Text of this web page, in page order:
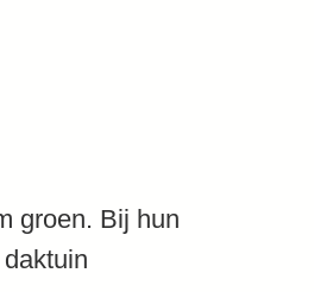
groen. Bij hun